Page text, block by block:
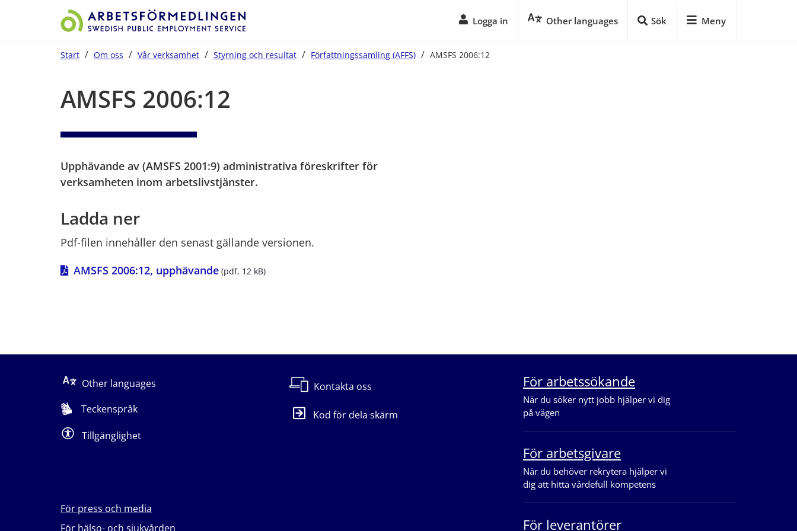
Logga in Other languages Sök Meny
Start / Om oss / Vår verksamhet / Styrning och resultat / Författningssamling (AFFS) / AMSFS 2006:12
AMSFS 2006:12
Upphävande av (AMSFS 2001:9) administrativa föreskrifter för
verksamheten inom arbetslivstjänster.
Ladda ner
Pdf-filen innehåller den senast gällande versionen.
AMSFS 2006:12, upphävandepdf, 12 kB.
(pdf, 12 kB)
Other languages
Teckenspråk
Tillgänglighet
Kontakta oss
Kod för dela skärm
För press och media
För hälso- och sjukvården
För arbetssökande
När du söker nytt jobb hjälper vi dig
på vägen
För arbetsgivare
När du behöver rekrytera hjälper vi
dig att hitta värdefull kompetens
För leverantörer